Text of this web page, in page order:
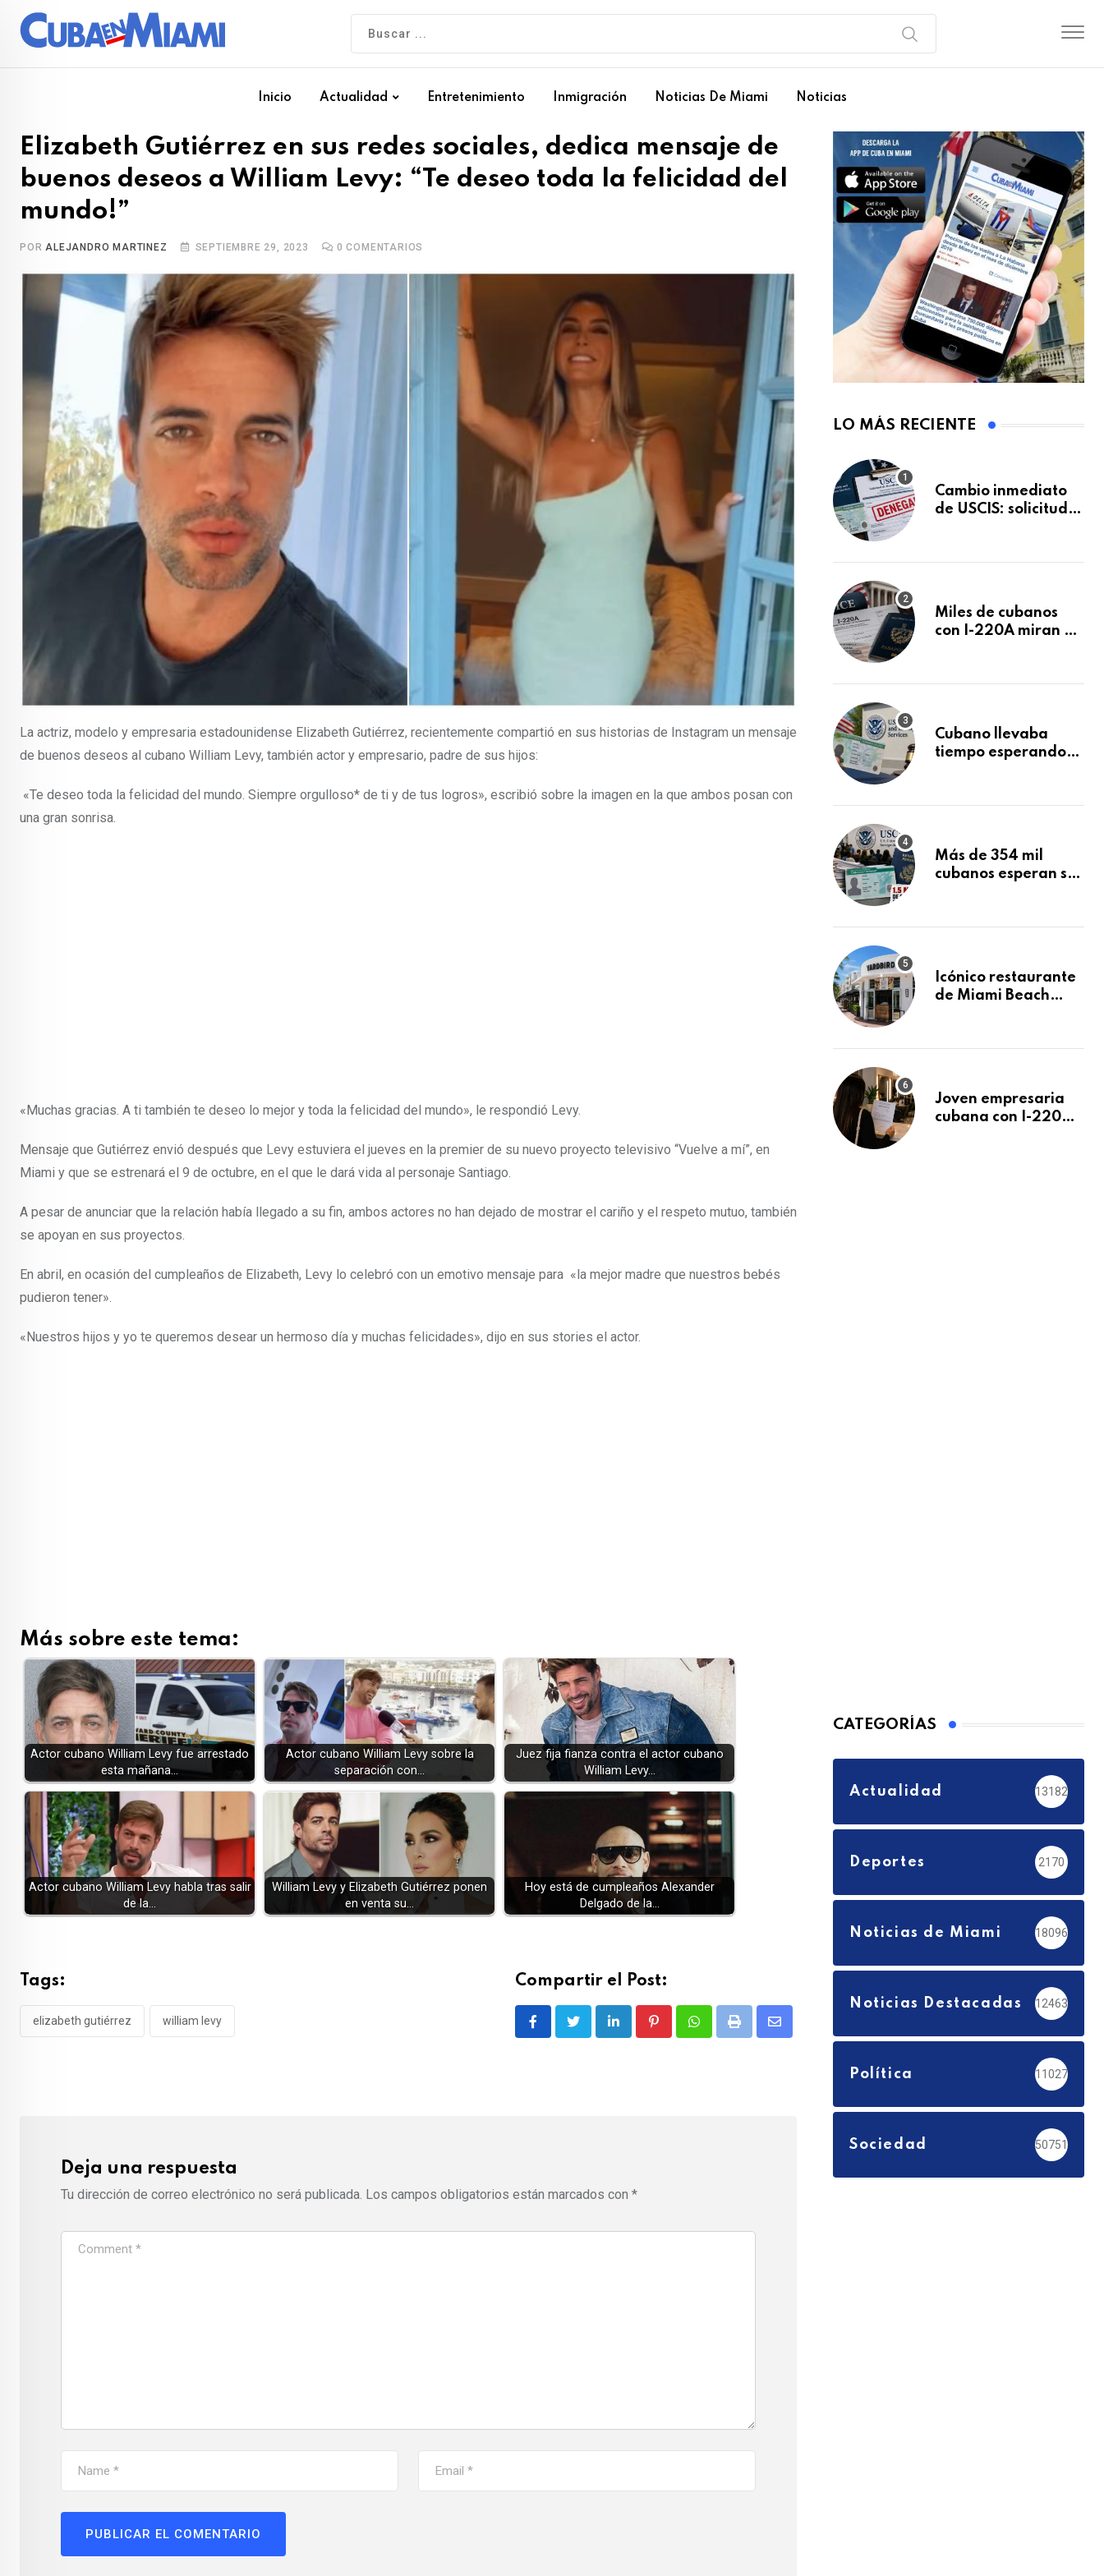
Inicio Actualidad Entretenimiento Inmigración Noticias De Miami Noticias
Elizabeth Gutiérrez en sus redes sociales, dedica mensaje de
buenos deseos a William Levy: “Te deseo toda la felicidad del
mundo!”
PORALEJANDRO MARTINEZ SEPTIEMBRE 29, 2023 0 COMENTARIOS
La actriz, modelo y empresaria estadounidense Elizabeth Gutiérrez, recientemente compartió en sus historias de Instagram un mensaje
de buenos deseos al cubano William Levy, también actor y empresario, padre de sus hijos:
«Te deseo toda la felicidad del mundo. Siempre orgulloso* de ti y de tus logros», escribió sobre la imagen en la que ambos posan con
una gran sonrisa.
«Muchas gracias. A ti también te deseo lo mejor y toda la felicidad del mundo», le respondió Levy.
Mensaje que Gutiérrez envió después que Levy estuviera el jueves en la premier de su nuevo proyecto televisivo “Vuelve a mí”, en
Miami y que se estrenará el 9 de octubre, en el que le dará vida al personaje Santiago.
A pesar de anunciar que la relación había llegado a su fin, ambos actores no han dejado de mostrar el cariño y el respeto mutuo, también
se apoyan en sus proyectos.
En abril, en ocasión del cumpleaños de Elizabeth, Levy lo celebró con un emotivo mensaje para «la mejor madre que nuestros bebés
pudieron tener».
«Nuestros hijos y yo te queremos desear un hermoso día y muchas felicidades», dijo en sus stories el actor.
Más sobre este tema:
Actor cubano William Levy fue arrestado
esta mañana…
Actor cubano William Levy sobre la
separación con…
Juez fija fianza contra el actor cubano
William Levy…
Actor cubano William Levy habla tras salir
de la…
William Levy y Elizabeth Gutiérrez ponen
en venta su…
Hoy está de cumpleaños Alexander
Delgado de la…
Tags:
elizabeth gutiérrez william levy
Compartir el Post:
LinkedIn PinterestWhatsappPrint
Share
Deja una respuesta
Tu dirección de correo electrónico no será publicada. Los campos obligatorios están marcados con *
LO MÁS RECIENTE
Cambio inmediato
de USCIS: solicitudes
sin previo aviso
Miles de cubanos
con I-220A miran al
decidirse en una
Cubano llevaba
tiempo esperando
tras Writ of
Más de 354 mil
cubanos esperan su
acumula 1.5 millones
Icónico restaurante
de Miami Beach
después de 15 años
Joven empresaria
cubana con I-220A
CATEGORÍAS
Actualidad 13182
Deportes 2170
Noticias de Miami 18096
Noticias Destacadas 12463
Política 11027
Sociedad 50751